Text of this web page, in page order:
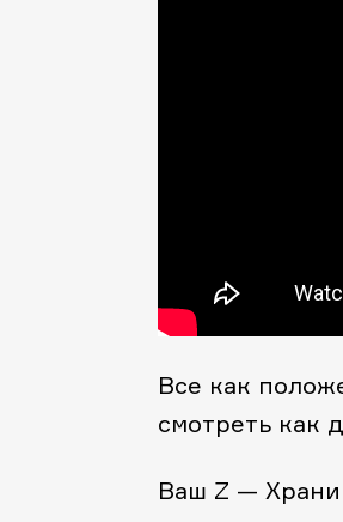
Все как
смотреть как
Ваш Z — Храни